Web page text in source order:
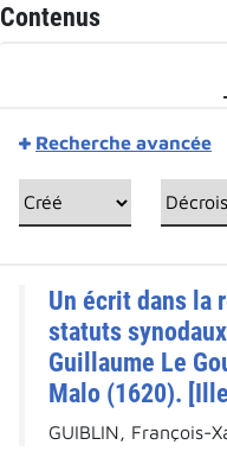
Contenus
Recherche avancée
Un écrit dans la
statuts
Guillaume Le
Malo (1620).
GUIBLIN, François-